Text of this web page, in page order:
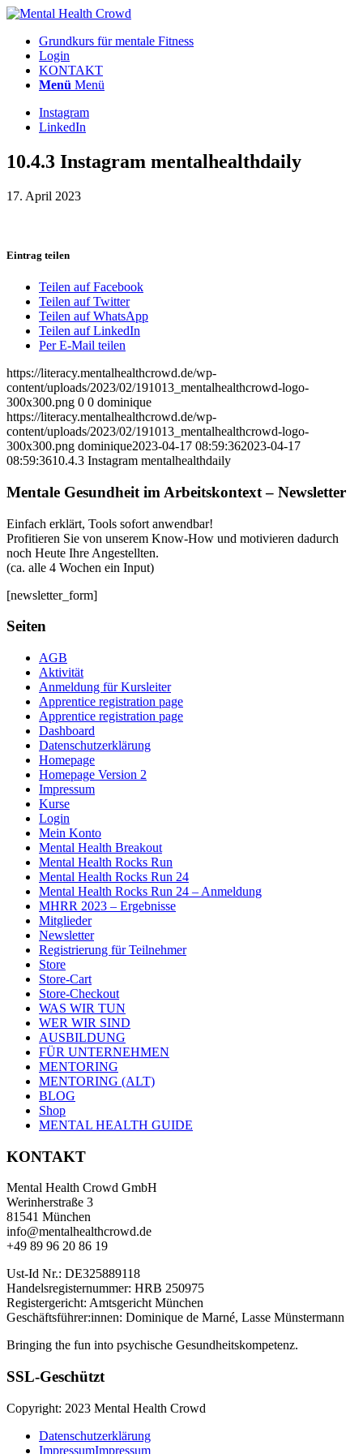
Grundkurs für mentale Fitness
Login
KONTAKT
Menü Menü
Instagram
LinkedIn
10.4.3 Instagram mentalhealthdaily
17. April 2023
Eintrag teilen
Teilen auf Facebook
Teilen auf Twitter
Teilen auf WhatsApp
Teilen auf LinkedIn
Per E-Mail teilen
https://literacy.mentalhealthcrowd.de/wp-
content/uploads/2023/02/191013_mentalhealthcrowd-logo-
300x300.png 0 0 dominique
https://literacy.mentalhealthcrowd.de/wp-
content/uploads/2023/02/191013_mentalhealthcrowd-logo-
300x300.png dominique2023-04-17 08:59:362023-04-17
08:59:3610.4.3 Instagram mentalhealthdaily
Mentale Gesundheit im Arbeitskontext – Newsletter
Einfach erklärt, Tools sofort anwendbar!
Profitieren Sie von unserem Know-How und motivieren dadurch
noch Heute Ihre Angestellten.
(ca. alle 4 Wochen ein Input)
[newsletter_form]
Seiten
AGB
Aktivität
Anmeldung für Kursleiter
Apprentice registration page
Apprentice registration page
Dashboard
Datenschutzerklärung
Homepage
Homepage Version 2
Impressum
Kurse
Login
Mein Konto
Mental Health Breakout
Mental Health Rocks Run
Mental Health Rocks Run 24
Mental Health Rocks Run 24 – Anmeldung
MHRR 2023 – Ergebnisse
Mitglieder
Newsletter
Registrierung für Teilnehmer
Store
Store-Cart
Store-Checkout
WAS WIR TUN
WER WIR SIND
AUSBILDUNG
FÜR UNTERNEHMEN
MENTORING
MENTORING (ALT)
BLOG
Shop
MENTAL HEALTH GUIDE
KONTAKT
Mental Health Crowd GmbH
Werinherstraße 3
81541 München
info@mentalhealthcrowd.de
+49 89 96 20 86 19
Ust-Id Nr.: DE325889118
Handelsregisternummer: HRB 250975
Registergericht: Amtsgericht München
Geschäftsführer:innen: Dominique de Marné, Lasse Münstermann
Bringing the fun into psychische Gesundheitskompetenz.
SSL-Geschützt
Copyright: 2023 Mental Health Crowd
Datenschutzerklärung
ImpressumImpressum